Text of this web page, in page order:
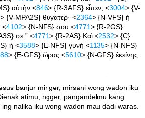
αὐτὴν <846> {R-3AFS} εἶπεν, <3004> {V-
> {V-MPA2S} θύγατερ· <2364> {N-VFS} ἡ
<4102> {N-NFS} σου <4771> {R-2GS}
σε.” <4771> {R-2AS} Καὶ <2532> {C}
ἡ <3588> {E-NFS} γυνὴ <1135> {N-NFS}
> {E-GFS} ὥρας <5610> {N-GFS} ἐκείνης.
banjur minger, mirsani wong wadon iku
atimu, ngger, pangandelmu kang
ing nalika iku wong wadon mau dadi waras.